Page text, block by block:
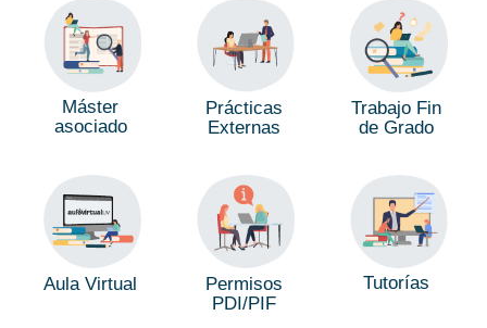
Máster
asociado
Prácticas
Externas
Trabajo Fin
de Grado
Aula Virtual
Permisos
PDI/PIF
Tutorías